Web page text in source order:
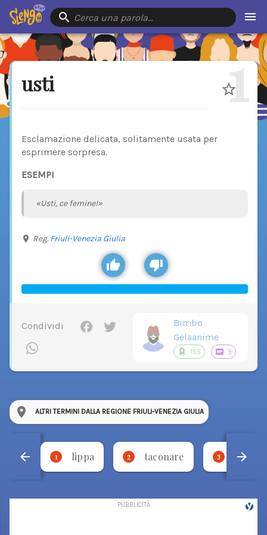
Cerca una parola…
usti 1
Esclamazione delicata, solitamente usata per
esprimere sorpresa.
ESEMPI
«Usti, ce femine!»
Reg. Friuli-Venezia Giulia
Condividi
Bimbo
Gelaanime
155 5
ALTRI TERMINI DALLA REGIONE FRIULI-VENEZIA GIULIA
1 lippa 2 taconare 3 necca